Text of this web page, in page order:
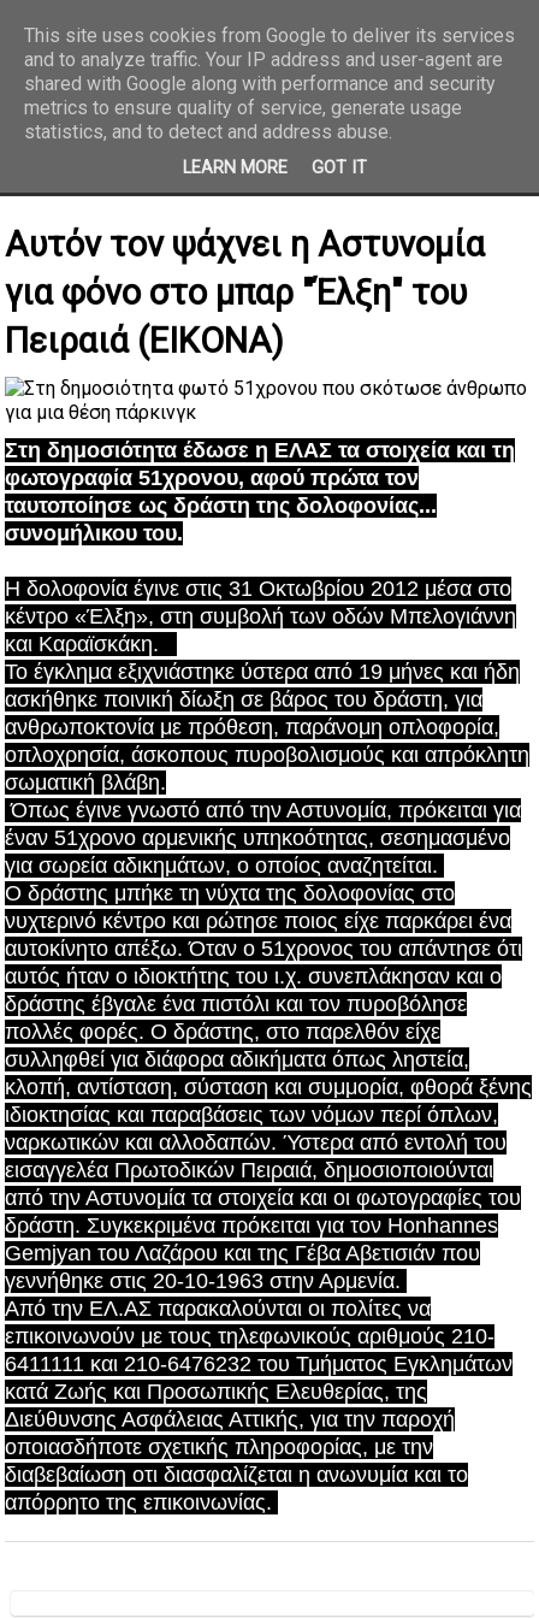
REPORTAZ NET
Αυτόν τον ψάχνει η Αστυνομία
για φόνο στο μπαρ "Έλξη" του
Πειραιά (ΕΙΚΟΝΑ)
Στη δημοσιότητα έδωσε η ΕΛΑΣ τα στοιχεία και τη
φωτογραφία 51χρονου, αφού πρώτα τον
ταυτοποίησε ως δράστη της δολοφονίας...
συνομήλικου του.
Η δολοφονία έγινε στις 31 Οκτωβρίου 2012 μέσα στο
κέντρο «Έλξη», στη συμβολή των οδών Μπελογιάννη
και Καραϊσκάκη.
Το έγκλημα εξιχνιάστηκε ύστερα από 19 μήνες και ήδη
ασκήθηκε ποινική δίωξη σε βάρος του δράστη, για
ανθρωποκτονία με πρόθεση, παράνομη οπλοφορία,
οπλοχρησία, άσκοπους πυροβολισμούς και απρόκλητη
σωματική βλάβη.
Όπως έγινε γνωστό από την Αστυνομία, πρόκειται για
έναν 51χρονο αρμενικής υπηκοότητας, σεσημασμένο
για σωρεία αδικημάτων, ο οποίος αναζητείται.
Ο δράστης μπήκε τη νύχτα της δολοφονίας στο
νυχτερινό κέντρο και ρώτησε ποιος είχε παρκάρει ένα
αυτοκίνητο απέξω. Όταν ο 51χρονος του απάντησε ότι
αυτός ήταν ο ιδιοκτήτης του ι.χ. συνεπλάκησαν και ο
δράστης έβγαλε ένα πιστόλι και τον πυροβόλησε
πολλές φορές. Ο δράστης, στο παρελθόν είχε
συλληφθεί για διάφορα αδικήματα όπως ληστεία,
κλοπή, αντίσταση, σύσταση και συμμορία, φθορά ξένης
ιδιοκτησίας και παραβάσεις των νόμων περί όπλων,
ναρκωτικών και αλλοδαπών. Ύστερα από εντολή του
εισαγγελέα Πρωτοδικών Πειραιά, δημοσιοποιούνται
από την Αστυνομία τα στοιχεία και οι φωτογραφίες του
δράστη. Συγκεκριμένα πρόκειται για τον Honhannes
Gemjyan του Λαζάρου και της Γέβα Αβετισιάν που
γεννήθηκε στις 20-10-1963 στην Αρμενία.
Από την ΕΛ.ΑΣ παρακαλούνται οι πολίτες να
επικοινωνούν με τους τηλεφωνικούς αριθμούς 210-
6411111 και 210-6476232 του Τμήματος Εγκλημάτων
κατά Ζωής και Προσωπικής Ελευθερίας, της
Διεύθυνσης Ασφάλειας Αττικής, για την παροχή
οποιασδήποτε σχετικής πληροφορίας, με την
διαβεβαίωση οτι διασφαλίζεται η ανωνυμία και το
απόρρητο της επικοινωνίας.
This site uses cookies from Google to deliver its services
and to analyze traffic. Your IP address and user-agent are
shared with Google along with performance and security
metrics to ensure quality of service, generate usage
statistics, and to detect and address abuse.
LEARN MORE GOT IT